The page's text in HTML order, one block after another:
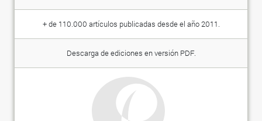
+ de 110.000 artículos publicadas desde el año 2011.
Descarga de ediciones en versión PDF.